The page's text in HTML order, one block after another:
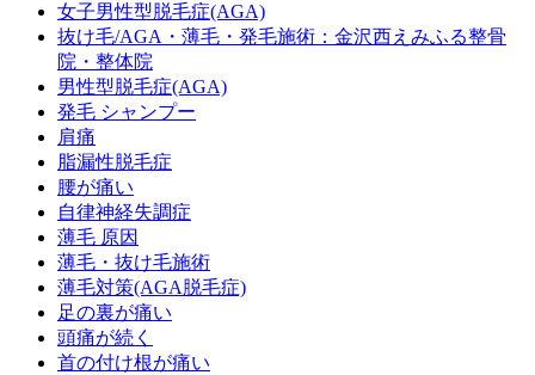
女子男性型脱毛症(AGA)
抜け毛/AGA・薄毛・発毛施術：金沢西えみふる整骨
院・整体院
男性型脱毛症(AGA)
発毛 シャンプー
肩痛
脂漏性脱毛症
腰が痛い
自律神経失調症
薄毛 原因
薄毛・抜け毛施術
薄毛対策(AGA脱毛症)
足の裏が痛い
頭痛が続く
首の付け根が痛い